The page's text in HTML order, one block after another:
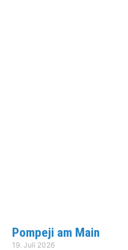
Pompeji am Main
19. Juli 2026